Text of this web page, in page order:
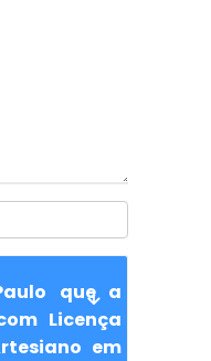
que a
Licença
em